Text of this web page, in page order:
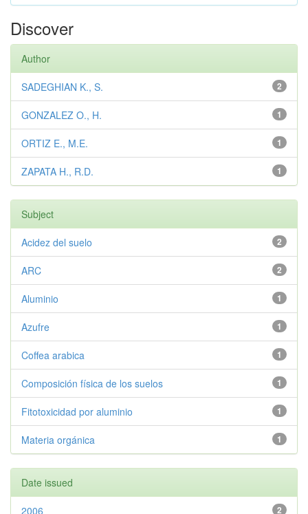
Discover
Author
2
SADEGHIAN K., S.
1
GONZALEZ O., H.
1
ORTIZ E., M.E.
1
ZAPATA H., R.D.
Subject
2
Acidez del suelo
2
ARC
1
Aluminio
1
Azufre
1
Coffea arabica
1
Composición física de los suelos
1
Fitotoxicidad por aluminio
1
Materia orgánica
Date issued
2
2006